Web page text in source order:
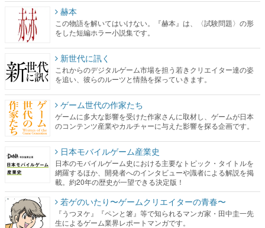
赫本
この物語を解いてはいけない。『赫本』は、〈試験問題〉の形
をした短編ホラー小説集です。
新世代に訊く
これからのデジタルゲーム市場を担う若きクリエイター達の姿
を追い、彼らのルーツと情熱を探っていきます。
ゲーム世代の作家たち
ゲームに多大な影響を受けた作家さんに取材し、ゲームが日本
のコンテンツ産業やカルチャーに与えた影響を探る企画です。
日本モバイルゲーム産業史
日本のモバイルゲーム史における主要なトピック・タイトルを
網羅するほか、開発者へのインタビューや識者による解説を掲
載。約20年の歴史が一望できる決定版！
若ゲのいたり〜ゲームクリエイターの青春〜
『うつヌケ』『ペンと箸』等で知られるマンガ家・田中圭一先
生によるゲーム業界レポートマンガです。